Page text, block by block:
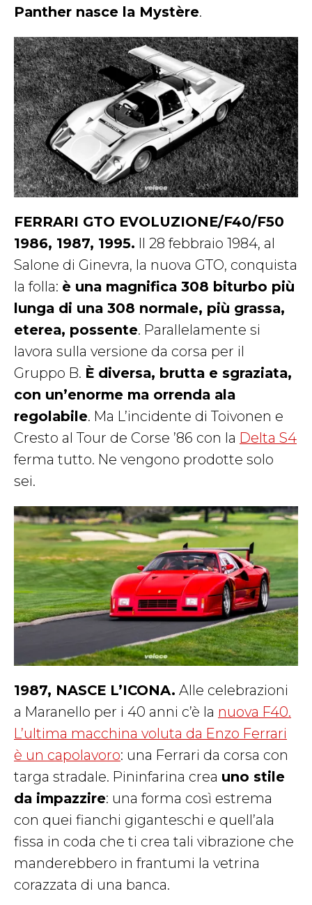
Panther nasce la Mystère.
FERRARI GTO EVOLUZIONE/F40/F50
1986, 1987, 1995. Il 28 febbraio 1984, al
Salone di Ginevra, la nuova GTO, conquista
la folla: è una magnifica 308 biturbo più
lunga di una 308 normale, più grassa,
eterea, possente. Parallelamente si
lavora sulla versione da corsa per il
Gruppo B. È diversa, brutta e sgraziata,
con un’enorme ma orrenda ala
regolabile. Ma L’incidente di Toivonen e
Cresto al Tour de Corse ’86 con la Delta S4
ferma tutto. Ne vengono prodotte solo
sei.
1987, NASCE L’ICONA. Alle celebrazioni
a Maranello per i 40 anni c’è la nuova F40.
L’ultima macchina voluta da Enzo Ferrari
è un capolavoro: una Ferrari da corsa con
targa stradale. Pininfarina crea uno stile
da impazzire: una forma così estrema
con quei fianchi giganteschi e quell’ala
fissa in coda che ti crea tali vibrazione che
manderebbero in frantumi la vetrina
corazzata di una banca.